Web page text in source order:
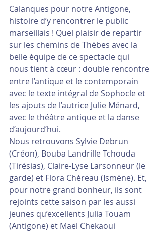
Calanques pour notre Antigone,
histoire d’y rencontrer le public
marseillais ! Quel plaisir de repartir
sur les chemins de Thèbes avec la
belle équipe de ce spectacle qui
nous tient à cœur : double rencontre
entre l’antique et le contemporain
avec le texte intégral de Sophocle et
les ajouts de l’autrice Julie Ménard,
avec le théâtre antique et la danse
d’aujourd’hui.
Nous retrouvons Sylvie Debrun
(Créon), Bouba Landrille Tchouda
(Tirésias), Claire-Lyse Larsonneur (le
garde) et Flora Chéreau (Ismène). Et,
pour notre grand bonheur, ils sont
rejoints cette saison par les aussi
jeunes qu’excellents Julia Touam
(Antigone) et Maël Chekaoui